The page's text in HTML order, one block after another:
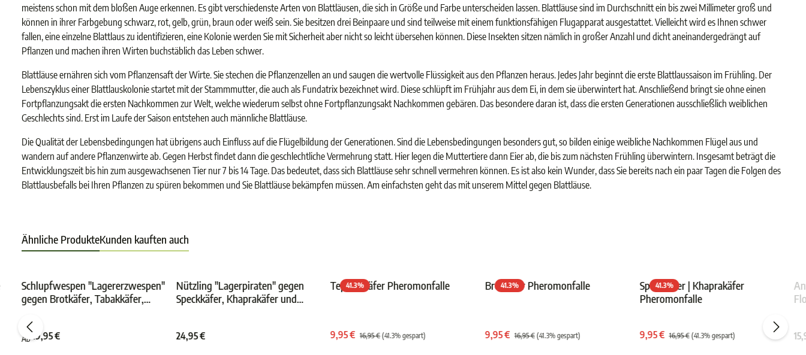
meistens schon mit dem bloßen Auge erkennen. Es gibt verschiedenste Arten von Blattläusen, die sich in Größe und Farbe unterscheiden lassen. Blattläuse sind im Durchschnitt ein bis zwei Millimeter groß und
können in ihrer Farbgebung schwarz, rot, gelb, grün, braun oder weiß sein. Sie besitzen drei Beinpaare und sind teilweise mit einem funktionsfähigen Flugapparat ausgestattet. Vielleicht wird es Ihnen schwer
fallen, eine einzelne Blattlaus zu identifizieren, eine Kolonie werden Sie mit Sicherheit aber nicht so leicht übersehen können. Diese Insekten sitzen nämlich in großer Anzahl und dicht aneinandergedrängt auf
Pflanzen und machen ihren Wirten buchstäblich das Leben schwer.
Blattläuse ernähren sich vom Pflanzensaft der Wirte. Sie stechen die Pflanzenzellen an und saugen die wertvolle Flüssigkeit aus den Pflanzen heraus. Jedes Jahr beginnt die erste Blattlaussaison im Frühling. Der
Lebenszyklus einer Blattlauskolonie startet mit der Stammmutter, die auch als Fundatrix bezeichnet wird. Diese schlüpft im Frühjahr aus dem Ei, in dem sie überwintert hat. Anschließend bringt sie ohne einen
Fortpflanzungsakt die ersten Nachkommen zur Welt, welche wiederum selbst ohne Fortpflanzungsakt Nachkommen gebären. Das besondere daran ist, dass die ersten Generationen ausschließlich weiblichen
Geschlechts sind. Erst im Laufe der Saison entstehen auch männliche Blattläuse.
Die Qualität der Lebensbedingungen hat übrigens auch Einfluss auf die Flügelbildung der Generationen. Sind die Lebensbedingungen besonders gut, so bilden einige weibliche Nachkommen Flügel aus und
wandern auf andere Pflanzenwirte ab. Gegen Herbst findet dann die geschlechtliche Vermehrung statt. Hier legen die Muttertiere dann Eier ab, die bis zum nächsten Frühling überwintern. Insgesamt beträgt die
Entwicklungszeit bis hin zum ausgewachsenen Tier nur 7 bis 14 Tage. Das bedeutet, dass sich Blattläuse sehr schnell vermehren können. Es ist also kein Wunder, dass Sie bereits nach ein paar Tagen die Folgen des
Blattlausbefalls bei Ihren Pflanzen zu spüren bekommen und Sie Blattläuse bekämpfen müssen. Am einfachsten geht das mit unserem Mittel gegen Blattläuse.
Ähnliche ProdukteKunden kauften auch
von 5 von 5 SternenDurchschnittliche Bewertung von 4.8 von 5 Sternen
Schlupfwespen "Lagererzwespen"
gegen Brotkäfer, Tabakkäfer,
biologisch
Ab19,95 €
Durchschnittliche Bewertung von 4.8 von 5 Sternen
Nützling "Lagerpiraten" gegen
Speckkäfer, Khaprakäfer und
24,95 €
41.3%
Teppichkäfer Pheromonfalle
9,95 € 16,95 € (41.3% gespart)
41.3%
Durchschnittliche Bewertung von 4.8 von 5 Sternen
Brotkäfer Pheromonfalle
9,95 € 16,95 € (41.3% gespart)
41.3%
Durchschnittliche
Speckkäfer | Khaprakäfer
Pheromonfalle
9,95 € 16,95 € (41.3% gespart)